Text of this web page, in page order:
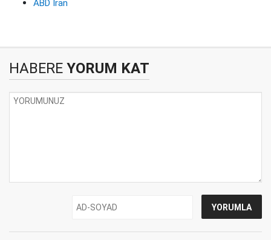
ABD İran
HABERE YORUM KAT